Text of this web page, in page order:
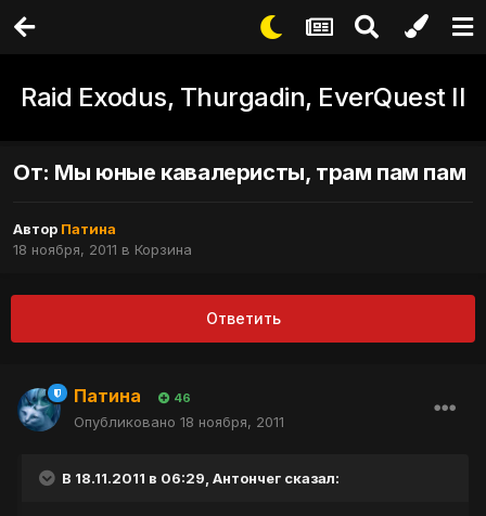
Raid Exodus, Thurgadin, EverQuest II
От: Мы юные кавалеристы, трам пам пам
Автор Патина
18 ноября, 2011 в Корзина
Ответить
Патина 46
Опубликовано 18 ноября, 2011
В 18.11.2011 в 06:29, Антончег сказал: